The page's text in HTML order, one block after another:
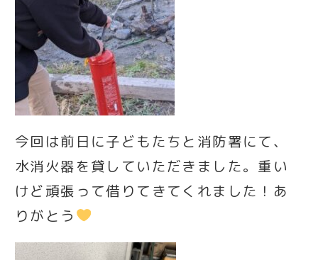
今回は前日に子どもたちと消防署にて、
水消火器を貸していただきました。重い
けど頑張って借りてきてくれました！あ
りがとう